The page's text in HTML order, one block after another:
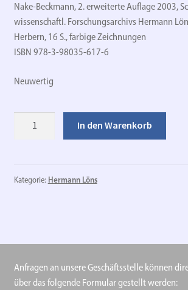
Nake-Beckmann, 2. erweiterte Auflage 2003,
wissenschaftl. Forschungsarchivs Hermann
Herbern, 16 S., farbige Zeichnungen
ISBN 978-3-98035-617-6
Neuwertig
In den Warenkorb
Kategorie: Hermann Löns
Anfragen an unsere Geschäftsstelle können
über das folgende Formular gestellt werden: